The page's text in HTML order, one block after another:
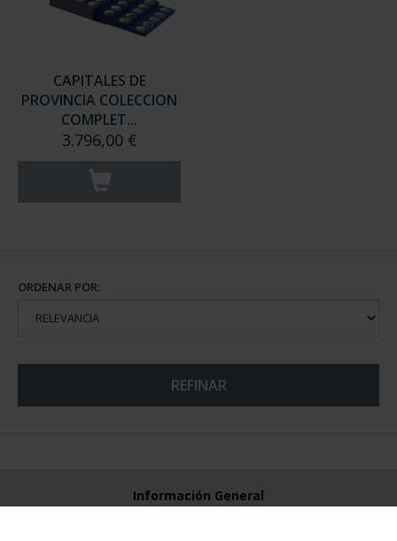
CAPITALES DE
PROVINCIA COLECCION
COMPLET...
3.796,00 €
ORDENAR POR:
REFINAR
Información General